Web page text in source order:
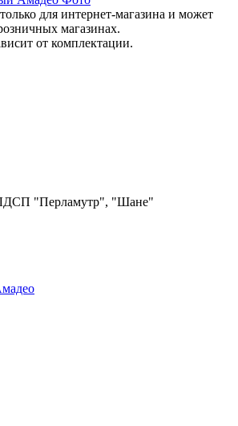
для интернет-магазина и может
магазинах.
от комплектации.
"Перламутр", "Шане"